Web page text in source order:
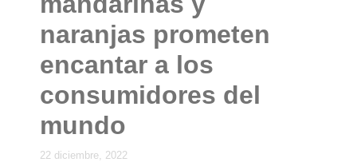
naranjas prometen
encantar a los
consumidores del
mundo
22 diciembre, 2022